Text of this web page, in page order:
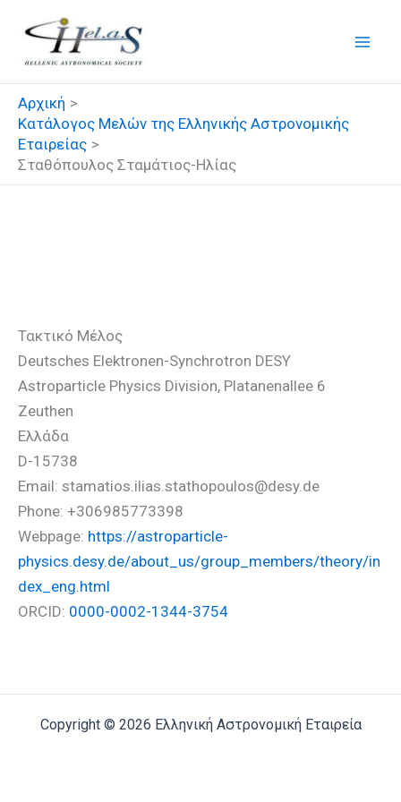
στο
περιεχόμενο
Αρχική
Κατάλογος Μελών της Ελληνικής Αστρονομικής
Εταιρείας
Σταθόπουλος Σταμάτιος-Ηλίας
Τακτικό Μέλος
Deutsches Elektronen-Synchrotron DESY
Astroparticle Physics Division, Platanenallee 6
Zeuthen
Ελλάδα
D-15738
Email: stamatios.ilias.stathopoulos@desy.de
Phone: +306985773398
Webpage: https://astroparticle-
physics.desy.de/about_us/group_members/theory/in
dex_eng.html
ORCID: 0000-0002-1344-3754
Copyright © 2026 Ελληνική Αστρονομική Εταιρεία